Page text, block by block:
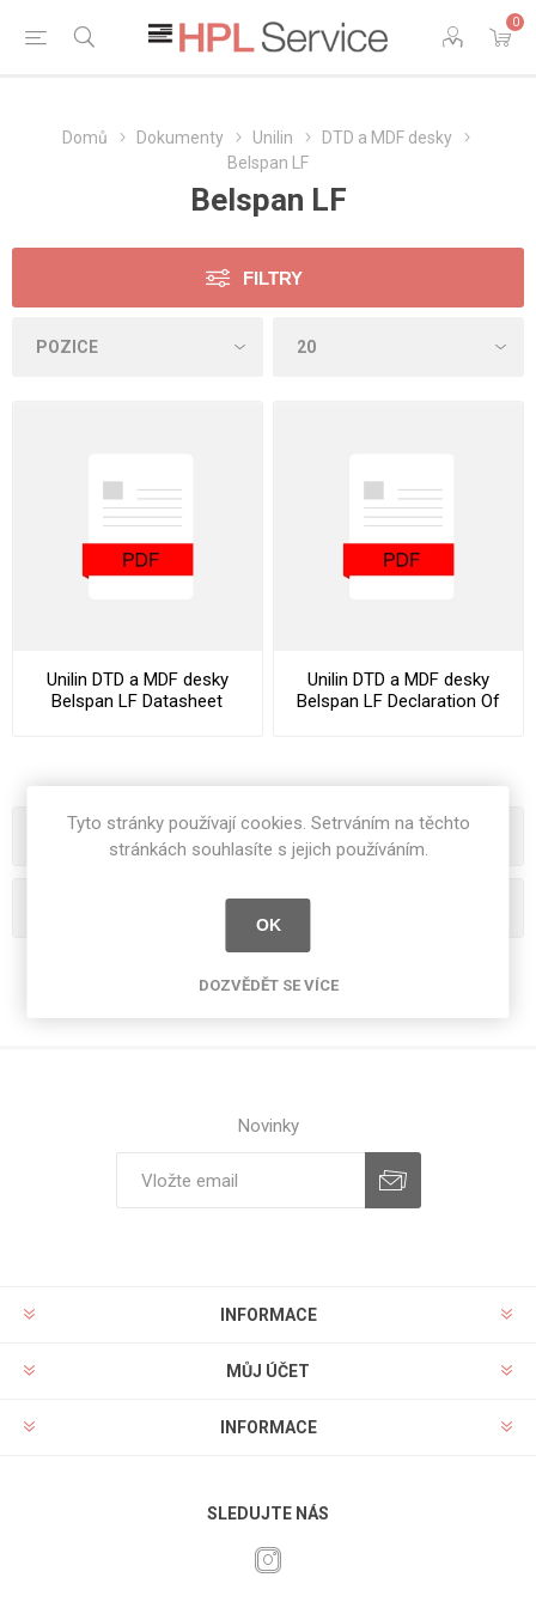
0
Domů Dokumenty Unilin
DTD a MDF desky
Belspan LF
Belspan LF
FILTRY
Unilin DTD a MDF desky
Belspan LF Datasheet
Unilin DTD a MDF desky
Belspan LF Declaration Of
Kategorie
Novinky
INFORMACE
MŮJ ÚČET
INFORMACE
SLEDUJTE NÁS
Tyto stránky používají cookies. Setrváním na těchto
stránkách souhlasíte s jejich používáním.
OK
DOZVĚDĚT SE VÍCE